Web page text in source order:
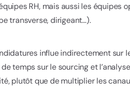
RH, mais aussi les
transverse, dirigeant…).
influe indirectement sur
temps sur le sourcing et
plutôt que de multiplier les